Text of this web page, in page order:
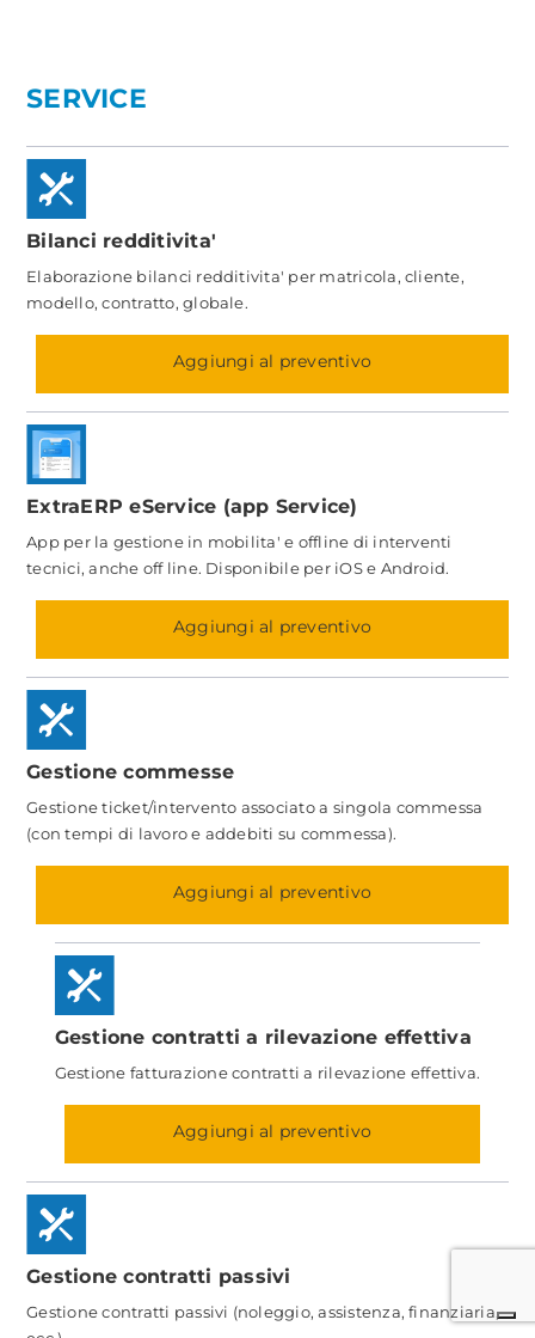
SERVICE
Bilanci redditivita'
Elaborazione bilanci redditivita' per matricola, cliente,
modello, contratto, globale.
Aggiungi al preventivo
ExtraERP eService (app Service)
App per la gestione in mobilita' e offline di interventi
tecnici, anche off line. Disponibile per iOS e Android.
Aggiungi al preventivo
Gestione commesse
Gestione ticket/intervento associato a singola commessa
(con tempi di lavoro e addebiti su commessa).
Aggiungi al preventivo
Gestione contratti a rilevazione effettiva
Gestione fatturazione contratti a rilevazione effettiva.
Aggiungi al preventivo
Gestione contratti passivi
Gestione contratti passivi (noleggio, assistenza, finanziaria,